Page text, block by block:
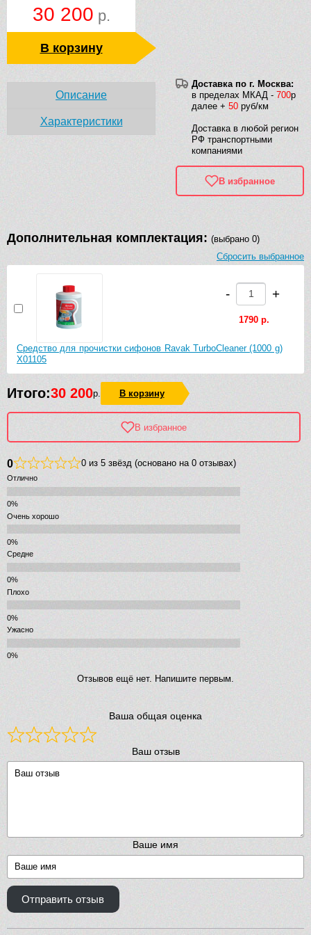
30 200 р.
В корзину
Доставка по г. Москва:
в пределах МКАД - 700р
далее + 50 руб/км
Доставка в любой регион
РФ транспортными
компаниями
В избранное
Описание
Характеристики
Дополнительная комплектация: (выбрано 0)
Сбросить выбранное
Средство для прочистки сифонов Ravak TurboCleaner (1000 g)
X01105
- +
1790 р.
Итого:30 200р. В корзину
В избранное
0 0 из 5 звёзд (основано на 0 отзывах)
Отлично
Очень хорошо
Средне
Плохо
Ужасно
Отзывов ещё нет. Напишите первым.
Ваша общая оценка
Ваш отзыв
Ваше имя
Отправить отзыв